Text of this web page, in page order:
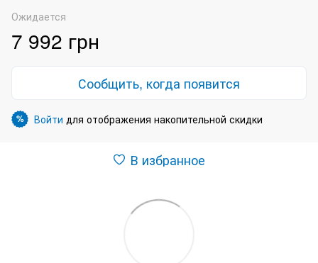
Ожидается
7 992 грн
Сообщить, когда появится
% Войти для отображения накопительной скидки
В избранное